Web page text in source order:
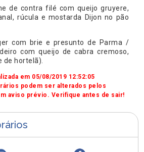
de contra filé com queijo gruyere,
rúcula e mostarda Dijon no pão
com brie e presunto de Parma /
com queijo de cabra cremoso,
de hortelã).
em 05/08/2019 12:52:05
podem ser alterados pelos
aviso prévio. Verifique antes de sair!